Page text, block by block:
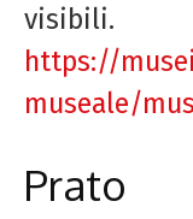
visibili.
https://
museale/
Prato